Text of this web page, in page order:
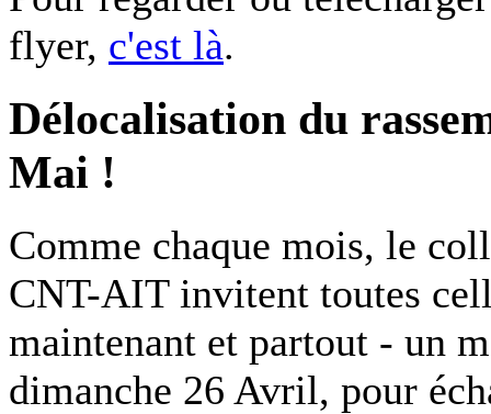
flyer, c'est là.
Délocalisation du
Mai !
Comme chaque mois, le
CNT-AIT invitent toutes
maintenant et partout - un
dimanche 26 Avril, pour